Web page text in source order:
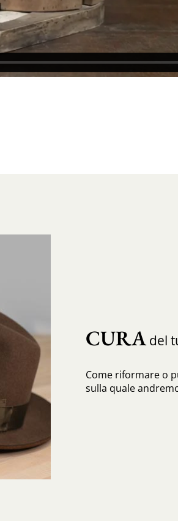
CURAdel
Come riformare o
sulla quale